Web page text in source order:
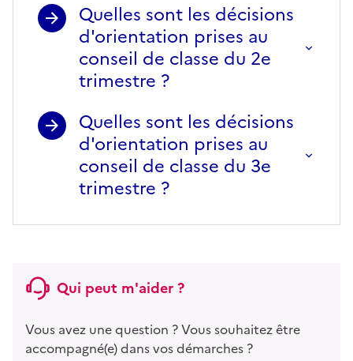
Quelles sont les décisions
d'orientation prises au
conseil de classe du 2e
trimestre ?
Quelles sont les décisions
d'orientation prises au
conseil de classe du 3e
trimestre ?
Qui peut m'aider ?
Vous avez une question ? Vous souhaitez être
accompagné(e) dans vos démarches ?